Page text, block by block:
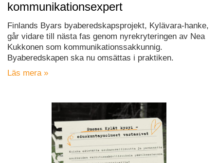
kommunikationsexpert
Finlands Byars byaberedskapsprojekt, Kylävara-hanke,
går vidare till nästa fas genom nyrekryteringen av Nea
Kukkonen som kommunikationssakkunnig.
Byaberedskapen ska nu omsättas i praktiken.
Läs mera »